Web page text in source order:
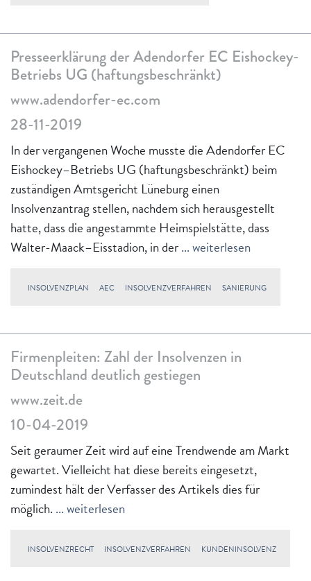
Presseerklärung der Adendorfer EC Eishockey-
Betriebs UG (haftungsbeschränkt)
www.adendorfer-ec.com
28-11-2019
In der vergangenen Woche musste die Adendorfer EC
Eishockey–Betriebs UG (haftungsbeschränkt) beim
zuständigen Amtsgericht Lüneburg einen
Insolvenzantrag stellen, nachdem sich herausgestellt
hatte, dass die angestammte Heimspielstätte, dass
Walter-Maack–Eisstadion, in der... weiterlesen
INSOLVENZPLAN AEC INSOLVENZVERFAHREN SANIERUNG
Firmenpleiten: Zahl der Insolvenzen in
Deutschland deutlich gestiegen
www.zeit.de
10-04-2019
Seit geraumer Zeit wird auf eine Trendwende am Markt
gewartet. Vielleicht hat diese bereits eingesetzt,
zumindest hält der Verfasser des Artikels dies für
möglich. ... weiterlesen
INSOLVENZRECHT INSOLVENZVERFAHREN KUNDENINSOLVENZ